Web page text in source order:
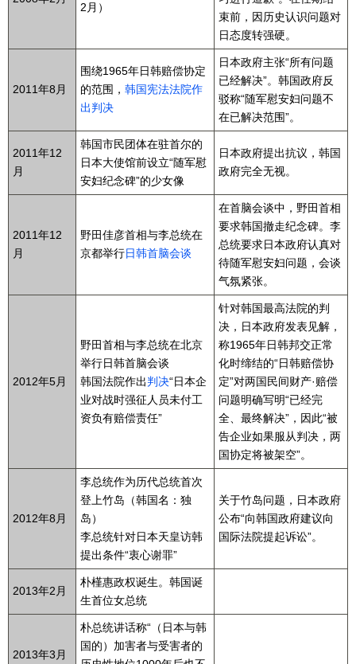
2月）
束前，因历史认识问题对
日态度转强硬。
2011年8月
围绕1965年日韩赔偿协定
的范围， 韩国宪法法院作
出判决
日本政府主张“所有问题
已经解决”。韩国政府反
驳称“随军慰安妇问题不
在已解决范围”。
2011年12
月
韩国市民团体在驻首尔的
日本大使馆前设立“随军慰
安妇纪念碑”的少女像
日本政府提出抗议，韩国
政府完全无视。
2011年12
月
野田佳彦首相与李总统在
京都举行日韩首脑会谈
在首脑会谈中，野田首相
要求韩国撤走纪念碑。李
总统要求日本政府认真对
待随军慰安妇问题，会谈
气氛紧张。
2012年5月
野田首相与李总统在北京
举行日韩首脑会谈
韩国法院作出判决“日本企
业对战时强征人员未付工
资负有赔偿责任”
针对韩国最高法院的判
决，日本政府发表见解，
称1965年日韩邦交正常
化时缔结的“日韩赔偿协
定”对两国民间财产·赔偿
问题明确写明“已经完
全、最终解决”，因此“被
告企业如果服从判决，两
国协定将被架空”。
2012年8月
李总统作为历代总统首次
登上竹岛（韩国名：独
岛）
李总统针对日本天皇访韩
提出条件“衷心谢罪”
关于竹岛问题，日本政府
公布“向韩国政府建议向
国际法院提起诉讼”。
2013年2月
朴槿惠政权诞生。韩国诞
生首位女总统
2013年3月
朴总统讲话称“（日本与韩
国的）加害者与受害者的